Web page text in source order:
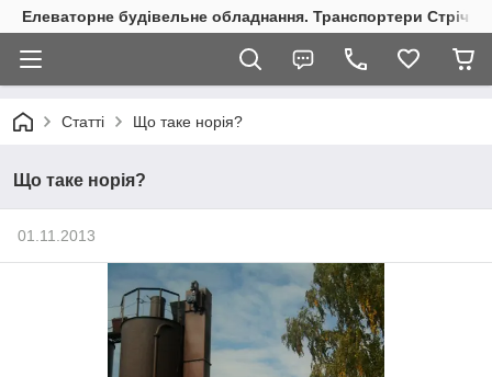
Елеваторне будівельне обладнання. Транспортери
Статті Що таке норія?
Що таке норія?
01.11.2013